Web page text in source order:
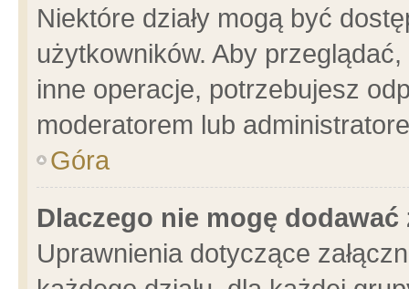
Niektóre działy mogą być
użytkowników. Aby
inne operacje, potrzebujesz
moderatorem lub
Góra
Dlaczego nie mogę dodawać
Uprawnienia dotyczące